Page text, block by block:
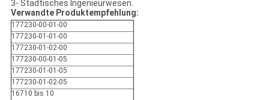
3- Städtisches Ingenieurwesen.
Verwandte Produktempfehlung:
177230-00-01-00
177230-01-01-00
177230-01-02-00
177230-00-01-05
177230-01-01-05
177230-01-02-05
16710 bis 10